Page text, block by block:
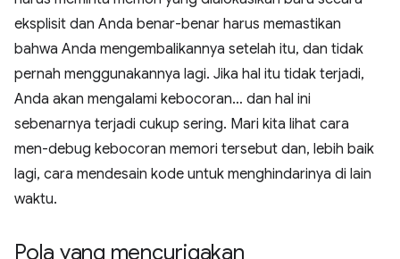
eksplisit dan Anda benar-benar harus memastikan
bahwa Anda mengembalikannya setelah itu, dan tidak
pernah menggunakannya lagi. Jika hal itu tidak terjadi,
Anda akan mengalami kebocoran… dan hal ini
sebenarnya terjadi cukup sering. Mari kita lihat cara
men-debug kebocoran memori tersebut dan, lebih baik
lagi, cara mendesain kode untuk menghindarinya di lain
waktu.
Pola yang mencurigakan